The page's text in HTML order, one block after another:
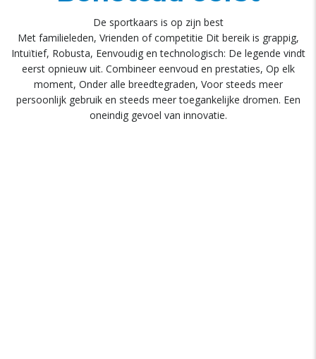
De sportkaars is op zijn best
Met familieleden, Vrienden of competitie Dit bereik is grappig,
Intuïtief, Robusta, Eenvoudig en technologisch: De legende vindt
eerst opnieuw uit. Combineer eenvoud en prestaties, Op elk
moment, Onder alle breedtegraden, Voor steeds meer
persoonlijk gebruik en steeds meer toegankelijke dromen. Een
oneindig gevoel van innovatie.